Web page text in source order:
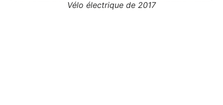
Vélo électrique de 2017